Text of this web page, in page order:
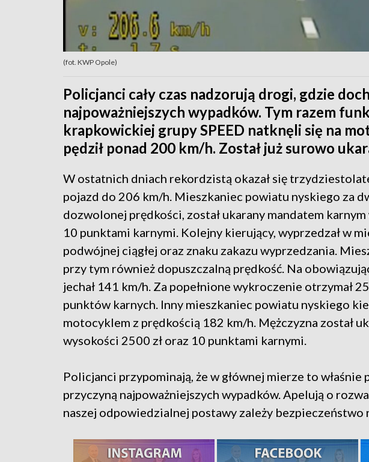
(fot. KWP Opole)
Policjanci cały czas nadzorują drogi, gdzie
najpoważniejszych wypadków. Tym razem
krapkowickiej grupy SPEED natknęli się na
pędził ponad 200 km/h. Został już surowo
W ostatnich dniach rekordzistą okazał się
pojazd do 206 km/h. Mieszkaniec powiatu nyskiego za
dozwolonej prędkości, został ukarany mandatem
10 punktami karnymi. Kolejny kierujący, wyprzedzał w
podwójnej ciągłej oraz znaku zakazu wyprzedzania.
przy tym również dopuszczalną prędkość. Na
jechał 141 km/h. Za popełnione wykroczenie otrzymał
punktów karnych. Inny mieszkaniec powiatu nyskiego
motocyklem z prędkością 182 km/h. Mężczyzna został
wysokości 2500 zł oraz 10 punktami karnymi.
Policjanci przypominają, że w głównej mierze to właśnie
przyczyną najpoważniejszych wypadków. Apelują o
naszej odpowiedzialnej postawy zależy bezpieczeństwo